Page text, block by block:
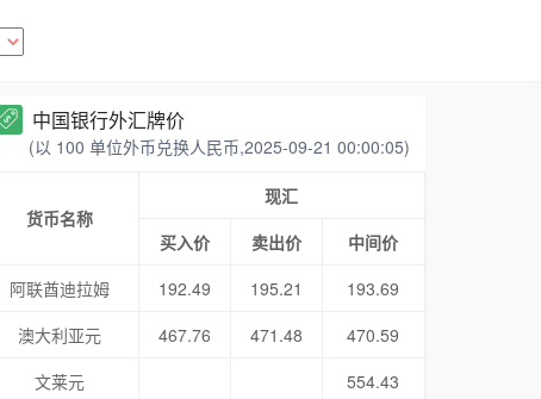
中国银行外汇牌价
(以 100 单位外币兑换人民币,2025-09-21 00:00:05)
货币名称
现汇
买入价
卖出价
中间价
阿联酋迪拉姆
192.49 195.21
193.69
澳大利亚元
467.76 471.48
470.59
文莱元
554.43